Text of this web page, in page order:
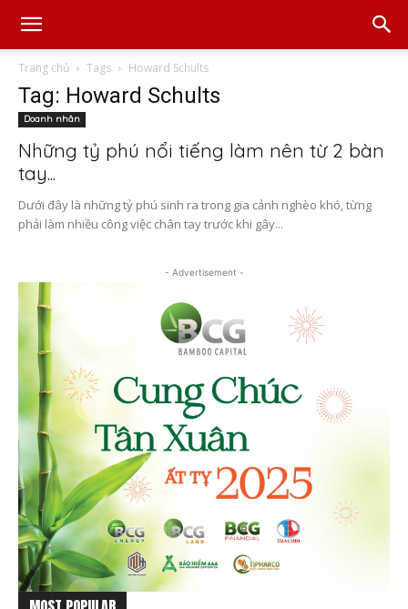
Trang chủ Tags Howard Schults
Tag: Howard Schults
Doanh nhân
Những tỷ phú nổi tiếng làm nên từ 2 bàn
tay...
Dưới đây là những tỷ phú sinh ra trong gia cảnh nghèo khó, từng
phải làm nhiều công việc chân tay trước khi gây...
- Advertisement -